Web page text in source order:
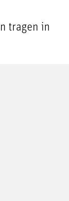
tragen in